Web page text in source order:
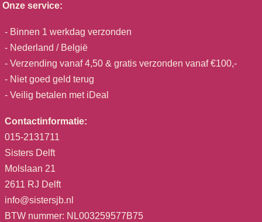
Onze service:
- Binnen 1 werkdag verzonden
- Nederland / België
- Verzending vanaf 4,50 & gratis verzonden vanaf €100,-
- Niet goed geld terug
- Veilig betalen met iDeal
Contactinformatie:
015-2131711
Sisters Delft
Molslaan 21
2611 RJ Delft
info@sistersjb.nl
BTW nummer: NL003259577B75